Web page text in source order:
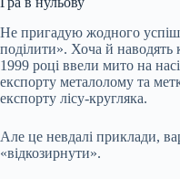
Не пригадую жодного
поділити». Хоча й
1999 році ввели мито на
експорту металолому та
експорту лісу-кругляка.
Але це невдалі приклади,
«відкозирнути».